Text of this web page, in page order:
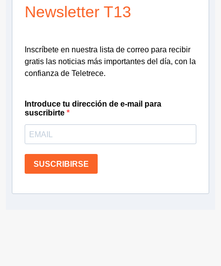
Newsletter T13
Inscríbete en nuestra lista de correo para recibir
gratis las noticias más importantes del día, con la
confianza de Teletrece.
Introduce tu dirección de e-mail para
suscribirte
SUSCRIBIRSE